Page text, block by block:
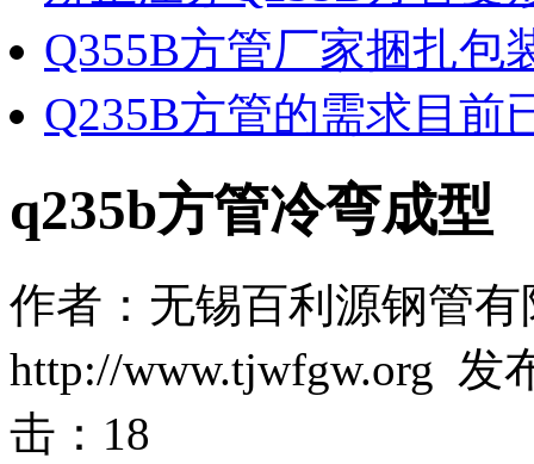
Q355B方管厂家捆扎包
Q235B方管的需求目
q235b方管冷弯成型
作者：无锡百利源钢管
http://www.tjwfgw.org 发
击： 18